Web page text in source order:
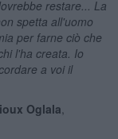
restare... La
spetta all'uomo
per farne ciò che
l'ha creata. Io
a voi il
Oglala